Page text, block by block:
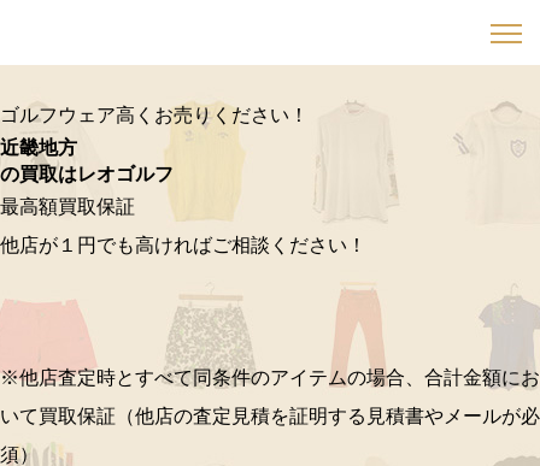
ゴルフウェア高くお売りください！
近畿地方
の買取はレオゴルフ
最高額買取保証
他店が１円でも高ければご相談ください！
※他店査定時とすべて同条件のアイテムの場合、合計金額にお
いて買取保証（他店の査定見積を証明する見積書やメールが必
須）